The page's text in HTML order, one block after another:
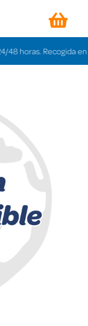
horas. Recogida en